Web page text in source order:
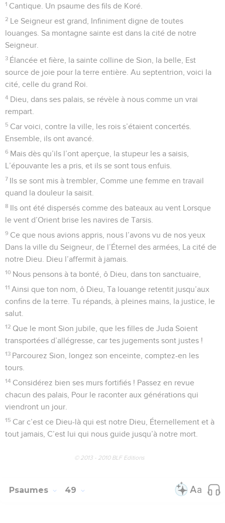
1 Cantique. Un psaume des fils de Koré.
2 Le Seigneur est grand, Infiniment digne de toutes
louanges. Sa montagne sainte est dans la cité de notre
Seigneur.
3 Élancée et fière, la sainte colline de Sion, la belle, Est
source de joie pour la terre entière. Au septentrion, voici la
cité, celle du grand Roi.
4 Dieu, dans ses palais, se révèle à nous comme un vrai
rempart.
5 Car voici, contre la ville, les rois s’étaient concertés.
Ensemble, ils ont avancé.
6 Mais dès qu’ils l’ont aperçue, la stupeur les a saisis,
L’épouvante les a pris, et ils se sont tous enfuis.
7 Ils se sont mis à trembler, Comme une femme en travail
quand la douleur la saisit.
8 Ils ont été dispersés comme des bateaux au vent Lorsque
le vent d’Orient brise les navires de Tarsis.
9 Ce que nous avions appris, nous l’avons vu de nos yeux
Dans la ville du Seigneur, de l’Éternel des armées, La cité de
notre Dieu. Dieu l’affermit à jamais.
10 Nous pensons à ta bonté, ô Dieu, dans ton sanctuaire,
11 Ainsi que ton nom, ô Dieu, Ta louange retentit jusqu’aux
confins de la terre. Tu répands, à pleines mains, la justice, le
salut.
12 Que le mont Sion jubile, que les filles de Juda Soient
transportées d’allégresse, car tes jugements sont justes !
13 Parcourez Sion, longez son enceinte, comptez-en les
tours.
14 Considérez bien ses murs fortifiés ! Passez en revue
chacun des palais, Pour le raconter aux générations qui
viendront un jour.
15 Car c’est ce Dieu-là qui est notre Dieu, Éternellement et à
tout jamais, C’est lui qui nous guide jusqu’à notre mort.
© 2013 - 2010 BLF Editions
Psaumes 49